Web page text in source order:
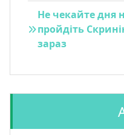
Не чекайте дня
пройдіть
зараз